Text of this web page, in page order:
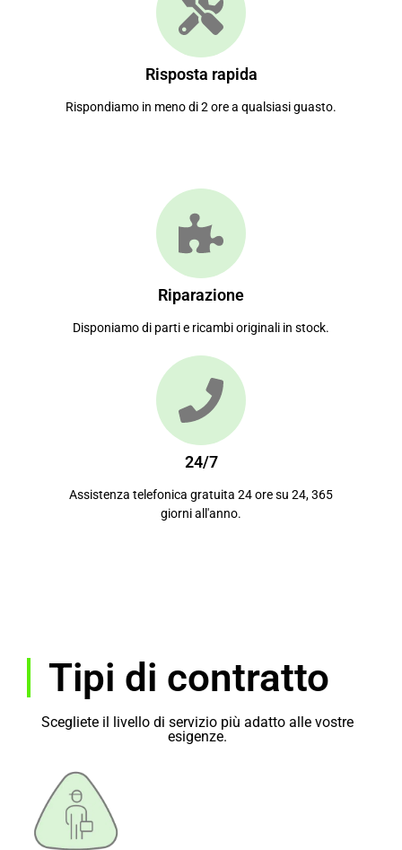
Risposta rapida
Rispondiamo in meno di 2 ore a qualsiasi guasto.
Riparazione
Disponiamo di parti e ricambi originali in stock.
24/7
Assistenza telefonica gratuita 24 ore su 24, 365
giorni all'anno.
Tipi di contratto
Scegliete il livello di servizio più adatto alle vostre
esigenze.